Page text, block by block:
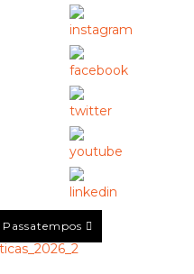
Passatempos